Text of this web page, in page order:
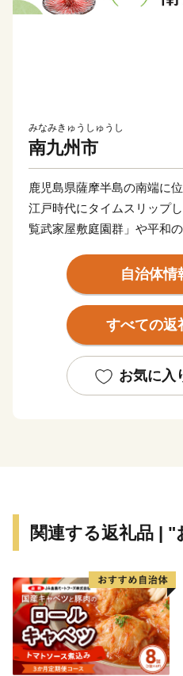
みなみきゅうしゅうし
南九州市
鹿児島県薩摩半島の南端に
江戸時代にタイムスリップ
覧武家屋敷庭園群」や平和
わる「番所鼻自然公園」、
ている「川辺仏壇」などで
南九州市には、市町村別日
茶」や「さつまいも」など
が数多くあります。
南九州市自慢の特産品を、
自治体情
すべての返
お気に入
関連する返礼品 | "